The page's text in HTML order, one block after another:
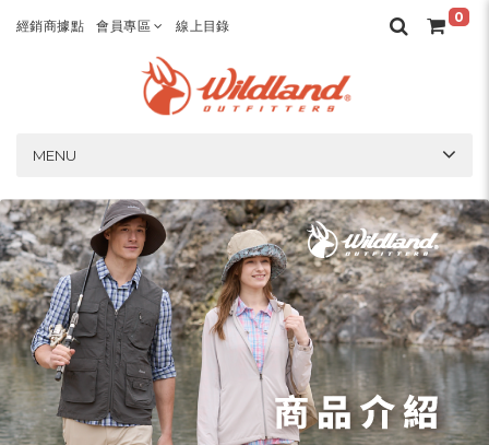
經銷商據點 會員專區 線上目錄
0
MENU